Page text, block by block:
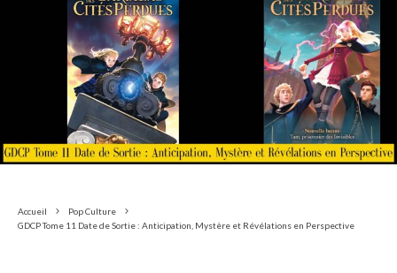
Accueil
Pop Culture
GDCP Tome 11 Date de Sortie : Anticipation, Mystère et Révélations en Perspective